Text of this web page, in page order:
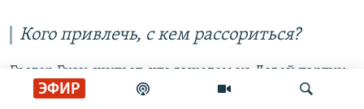
ЭФИР
Кого привлечь, с кем рассориться?
Грегор Гизи считает, что выходом из Левой партии
Вагенкнехт и ее соратники совершают "своего рода